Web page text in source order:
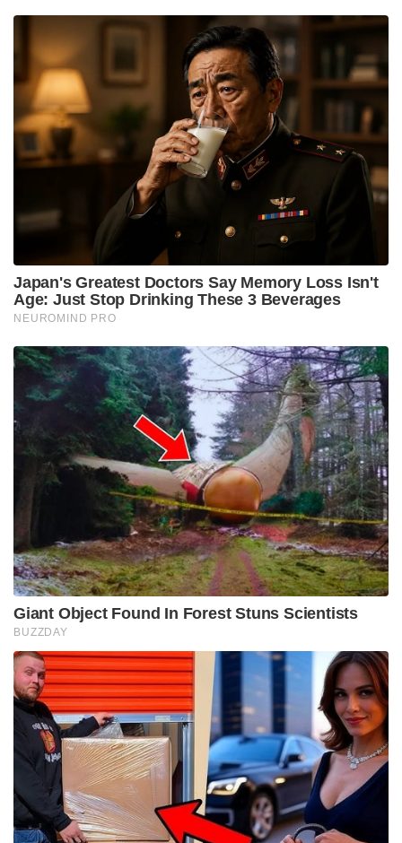
Japan's Greatest Doctors Say Memory Loss Isn't
Age: Just Stop Drinking These 3 Beverages
NEUROMIND PRO
Giant Object Found In Forest Stuns Scientists
BUZZDAY